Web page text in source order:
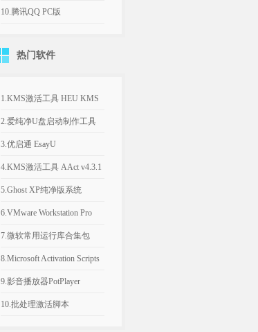
机游戏
平台远程桌面工具
10.腾讯QQ PC版
热门软件
1.KMS激活工具 HEU KMS
Activator v64.0.0
2.爱纯净U盘启动制作工具
v2025.1003
3.优启通 EsayU
v3.7.2025.0326 无广告纯净版
4.KMS激活工具 AAct v4.3.1
汉化便携版
5.Ghost XP纯净版系统
2020.06 经典稳定版
6.VMware Workstation Pro
26H1 v26.0.1810 附永久激活
密钥
7.微软常用运行库合集包
v2026.06.07 可自选更新
8.Microsoft Activation Scripts
AIO v3.12 KMS激活脚本
9.影音播放器PotPlayer
v1.7.23021.0 去广告版
10.批处理激活脚本